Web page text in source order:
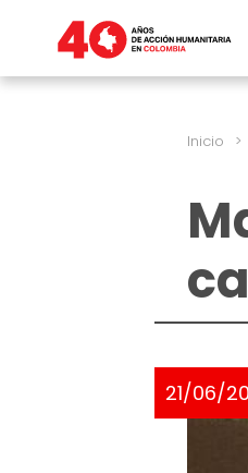
Inicio >
21/06/